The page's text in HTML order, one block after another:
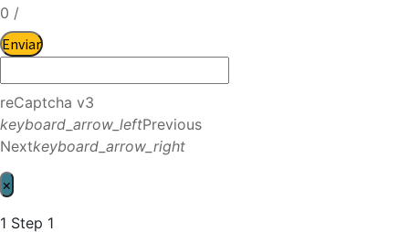
0 /
Enviar
reCaptcha v3
keyboard_arrow_leftPrevious
Nextkeyboard_arrow_right
×
1 Step 1